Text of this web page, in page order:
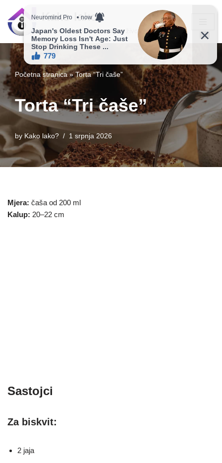
Skip
content
Kako lako?
Vaš vodič ka jednostavnijem životu!
Početna stranica»Torta “Tri čaše”
Torta “Tri čaše”
by Kako lako? 1 srpnja 2026
Mjera: čaša od 200 ml
Kalup: 20–22 cm
Sastojci
Za biskvit:
2 jaja